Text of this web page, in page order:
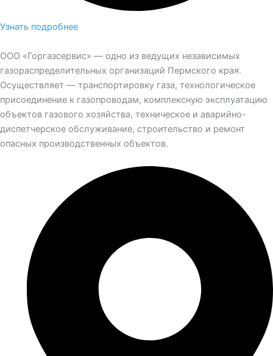
Узнать подробнее
ООО «Горгазсервис» — одно из ведущих независимых
газораспределительных организаций Пермского края.
Осуществляет — транспортировку газа, технологическое
присоединение к газопроводам, комплексную эксплуатацию
объектов газового хозяйства, техническое и аварийно-
диспетчерское обслуживание, строительство и ремонт
опасных производственных объектов.